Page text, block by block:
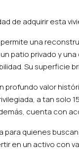
de adquirir esta
una
patio privado y
Su superficie
profundo valor
a tan solo
cuenta con
para quienes
en un activo con